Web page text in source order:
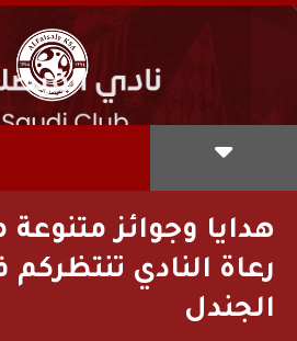
هدايا وجوائز
رعاة النادي تنتظركم
الجندل